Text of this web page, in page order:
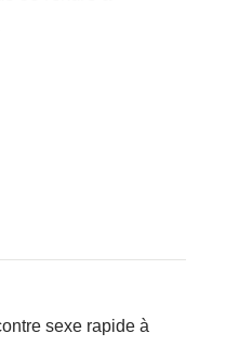
sexe rapide à